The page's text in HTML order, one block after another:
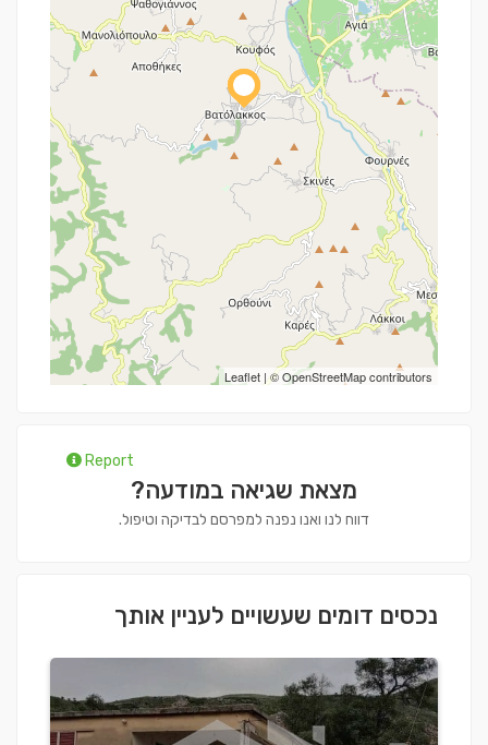
Leaflet | ©OpenStreetMapcontributors
Report
מצאת שגיאה במודעה?
דווח לנו ואנו נפנה למפרסם לבדיקה וטיפול.
נכסים דומים שעשויים לעניין אותך